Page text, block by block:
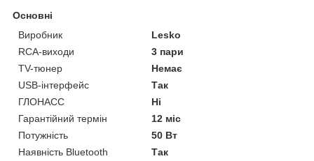
Основні
Виробник
Lesko
RCA-виходи
3 пари
TV-тюнер
Немає
USB-інтерфейс
Так
ГЛОНАСС
Ні
Гарантійний термін
12 міс
Потужність
50 Вт
Наявність Bluetooth
Так